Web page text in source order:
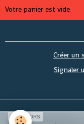
Votre panier est vide
Créer un
Signaler
SPONSORS